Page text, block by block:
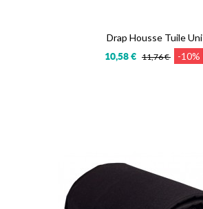
Drap Housse Tuile Uni
10,58 € 11,76 € -10%